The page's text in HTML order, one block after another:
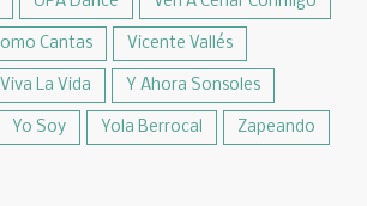
Cantas Vicente Vallés
Viva La Vida Y Ahora Sonsoles
Yo Soy Yola Berrocal Zapeando